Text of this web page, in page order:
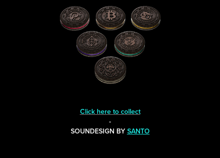
Click here to collect
-
SOUNDESIGN BY SANTO